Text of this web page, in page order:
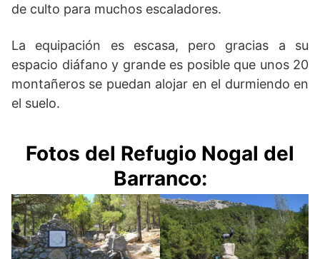
de culto para muchos escaladores.
La equipación es escasa, pero gracias a su
espacio diáfano y grande es posible que unos 20
montañeros se puedan alojar en el durmiendo en
el suelo.
Fotos del Refugio Nogal del
Barranco: